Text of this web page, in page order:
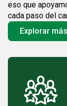
eso que
cada paso del
Explorar más